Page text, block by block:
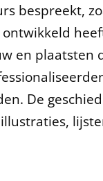
bespreekt,
en
De